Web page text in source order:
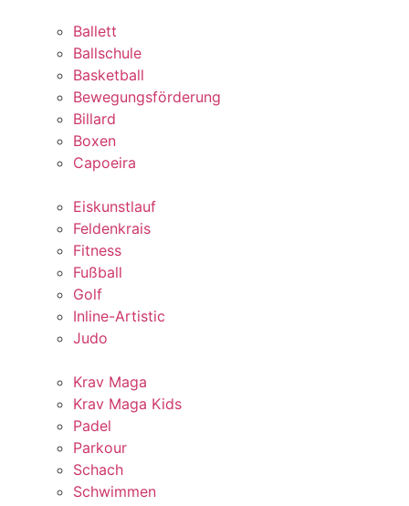
Ballett
Ballschule
Basketball
Bewegungsförderung
Billard
Boxen
Capoeira
Eiskunstlauf
Feldenkrais
Fitness
Fußball
Golf
Inline-Artistic
Judo
Krav Maga
Krav Maga Kids
Padel
Parkour
Schach
Schwimmen